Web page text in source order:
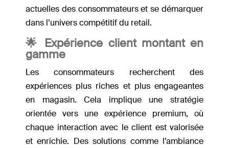
actuelles des consommateurs et se démarquer
dans l’univers compétitif du retail.
🌟 Expérience client montant en
gamme
Les consommateurs recherchent des
expériences plus riches et plus engageantes
en magasin. Cela implique une stratégie
orientée vers une expérience premium, où
chaque interaction avec le client est valorisée
et enrichie. Des solutions comme l’ambiance